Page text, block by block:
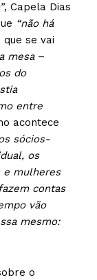
, Capela Dias
“não há
se vai
mesa–
do
entre
acontece
sócios-
os
e mulheres
contas
vão
mesmo:
o